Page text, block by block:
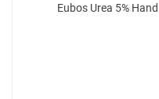
Eubos Urea 5%